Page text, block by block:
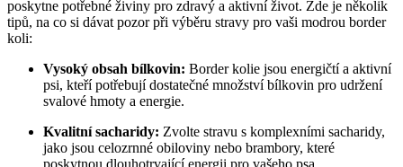
poskytne potřebné živiny pro zdravý a aktivní život. Zde je několik
tipů, na co si dávat pozor při výběru stravy pro vaši modrou border
koli:
Vysoký obsah bílkovin: Border kolie jsou energičtí a aktivní
psi, kteří potřebují dostatečné množství bílkovin pro udržení
svalové hmoty a energie.
Kvalitní sacharidy: Zvolte stravu s komplexními sacharidy,
jako jsou celozrnné obiloviny nebo brambory, které